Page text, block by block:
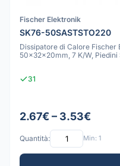
Fischer Elektronik
SK76-50SASTSTO220
Dissipatore di Calore Fischer
50x32x20mm, 7 K/W, Piedini
31
2.67€ – 3.53€
Quantità: Min: 1